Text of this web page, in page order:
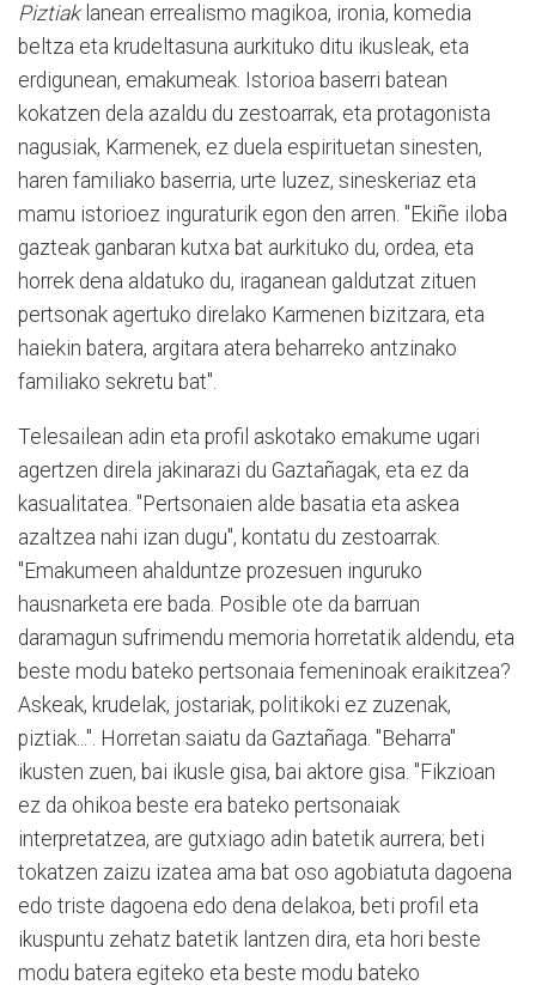
Piztiaklanean errealismo magikoa, ironia, komedia
beltza eta krudeltasuna aurkituko ditu ikusleak, eta
erdigunean, emakumeak. Istorioa baserri batean
kokatzen dela azaldu du zestoarrak, eta protagonista
nagusiak, Karmenek, ez duela espirituetan sinesten,
haren familiako baserria, urte luzez, sineskeriaz eta
mamu istorioez inguraturik egon den arren. "Ekiñe iloba
gazteak ganbaran kutxa bat aurkituko du, ordea, eta
horrek dena aldatuko du, iraganean galdutzat zituen
pertsonak agertuko direlako Karmenen bizitzara, eta
haiekin batera, argitara atera beharreko antzinako
familiako sekretu bat".
Telesailean adin eta profil askotako emakume ugari
agertzen direla jakinarazi du Gaztañagak, eta ez da
kasualitatea. "Pertsonaien alde basatia eta askea
azaltzea nahi izan dugu", kontatu du zestoarrak.
"Emakumeen ahalduntze prozesuen inguruko
hausnarketa ere bada. Posible ote da barruan
daramagun sufrimendu memoria horretatik aldendu, eta
beste modu bateko pertsonaia femeninoak eraikitzea?
Askeak, krudelak, jostariak, politikoki ez zuzenak,
piztiak...". Horretan saiatu da Gaztañaga. "Beharra"
ikusten zuen, bai ikusle gisa, bai aktore gisa. "Fikzioan
ez da ohikoa beste era bateko pertsonaiak
interpretatzea, are gutxiago adin batetik aurrera; beti
tokatzen zaizu izatea ama bat oso agobiatuta dagoena
edo triste dagoena edo dena delakoa, beti profil eta
ikuspuntu zehatz batetik lantzen dira, eta hori beste
modu batera egiteko eta beste modu bateko